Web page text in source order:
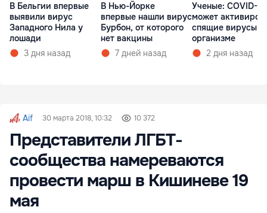
В Бельгии впервые
выявили вирус
Западного Нила у
лошади
3 дня назад
В Нью-Йорке
впервые нашли вирус
Бурбон, от которого
нет вакцины
7 дней назад
Ученые: COVID-19
может
спящие вирусы в
организме
2 дня назад
Aif 30 марта 2018, 10:32 10 372
Представители ЛГБТ-
сообщества намереваются
провести марш в Кишиневе 19
мая